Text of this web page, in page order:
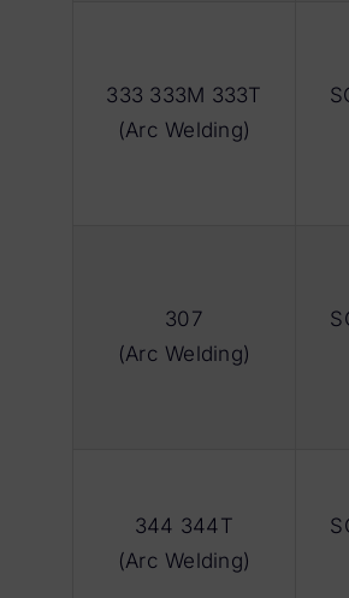
333 333M 333T
(Arc Welding)
307
(Arc Welding)
344 344T
(Arc Welding)